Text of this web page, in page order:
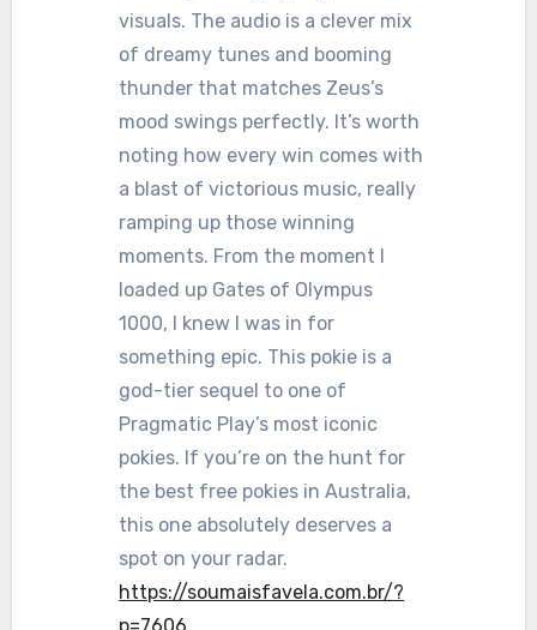
visuals. The audio is a clever mix
of dreamy tunes and booming
thunder that matches Zeus’s
mood swings perfectly. It’s worth
noting how every win comes with
a blast of victorious music, really
ramping up those winning
moments. From the moment I
loaded up Gates of Olympus
1000, I knew I was in for
something epic. This pokie is a
god-tier sequel to one of
Pragmatic Play’s most iconic
pokies. If you’re on the hunt for
the best free pokies in Australia,
this one absolutely deserves a
spot on your radar.
https://soumaisfavela.com.br/?